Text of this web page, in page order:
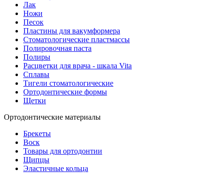
Лак
Ножи
Песок
Пластины для вакумформера
Стоматологические пластмассы
Полировочная паста
Полиры
Расцветки для врача - шкала Vita
Сплавы
Тигели стоматологические
Ортодонтические формы
Щетки
Ортодонтические материалы
Брекеты
Воск
Товары для ортодонтии
Щипцы
Эластичные кольца